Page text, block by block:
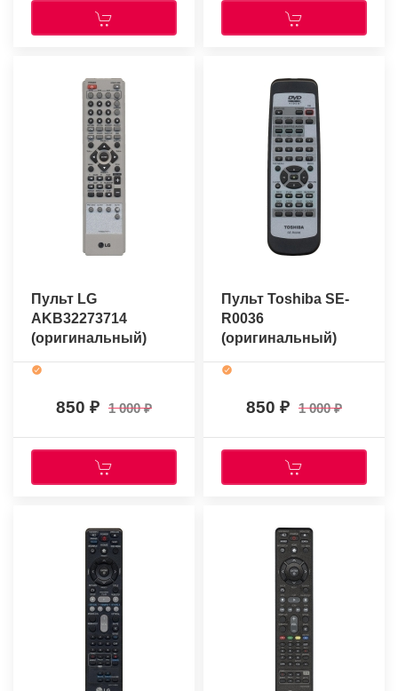
Пульт LG
AKB32273714
(оригинальный)
850 1 000
Пульт Toshiba SE-
R0036
(оригинальный)
850 1 000